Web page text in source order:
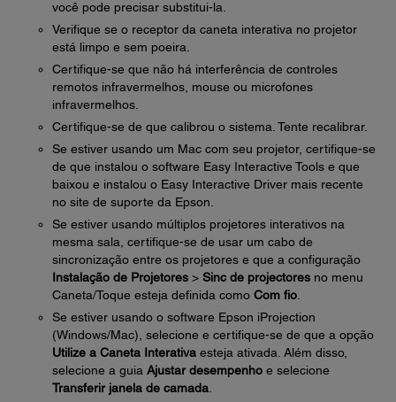
você pode precisar substitui-la.
Verifique se o receptor da caneta interativa no projetor
está limpo e sem poeira.
Certifique-se que não há interferência de controles
remotos infravermelhos, mouse ou microfones
infravermelhos.
Certifique-se de que calibrou o sistema. Tente recalibrar.
Se estiver usando um Mac com seu projetor, certifique-se
de que instalou o software Easy Interactive Tools e que
baixou e instalou o Easy Interactive Driver mais recente
no site de suporte da Epson.
Se estiver usando múltiplos projetores interativos na
mesma sala, certifique-se de usar um cabo de
sincronização entre os projetores e que a configuração
Instalação de Projetores > Sinc de projectores no menu
Caneta/Toque esteja definida como Com fio
Se estiver usando o software Epson iProjection
(Windows/Mac), selecione e certifique-se de que a opção
Utilize a Caneta Interativa esteja ativada. Além disso,
selecione a guia Ajustar desempenho e selecione
Transferir janela de camada